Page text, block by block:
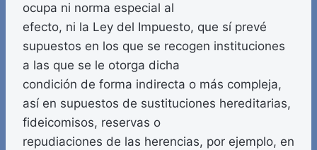
ocupa ni norma especial al
efecto, ni la Ley del Impuesto, que sí prevé
supuestos en los que se recogen instituciones
a las que se le otorga dicha
condición de forma indirecta o más compleja,
así en supuestos de sustituciones hereditarias,
fideicomisos, reservas o
repudiaciones de las herencias, por ejemplo, en